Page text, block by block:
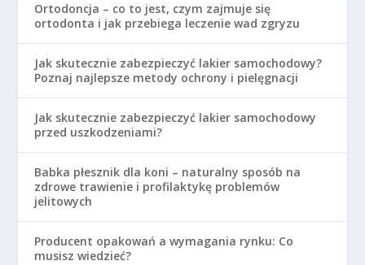
Ortodoncja – co to jest, czym zajmuje się
ortodonta i jak przebiega leczenie wad zgryzu
Jak skutecznie zabezpieczyć lakier samochodowy?
Poznaj najlepsze metody ochrony i pielęgnacji
Jak skutecznie zabezpieczyć lakier samochodowy
przed uszkodzeniami?
Babka płesznik dla koni – naturalny sposób na
zdrowe trawienie i profilaktykę problemów
jelitowych
Producent opakowań a wymagania rynku: Co
musisz wiedzieć?